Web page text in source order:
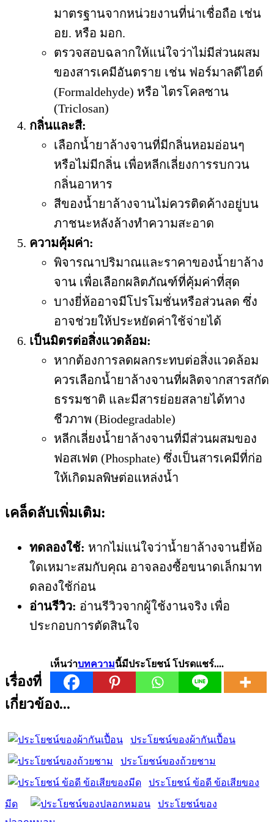
มาตรฐานจากหน่วยงานที่น่าเชื่อถือ เช่น
อย. หรือ มอก.
ตรวจสอบฉลากให้แน่ใจว่าไม่มีส่วนผสม
ของสารเคมีอันตราย เช่น ฟอร์มาลดีไฮด์
(Formaldehyde) หรือ ไตรโคลซาน
(Triclosan)
กลิ่นและสี:
เลือกน้ำยาล้างจานที่มีกลิ่นหอมอ่อนๆ
หรือไม่มีกลิ่น เพื่อหลีกเลี่ยงการรบกวน
กลิ่นอาหาร
สีของน้ำยาล้างจานไม่ควรติดค้างอยู่บน
ภาชนะหลังล้างทำความสะอาด
ความคุ้มค่า:
พิจารณาปริมาณและราคาของน้ำยาล้าง
จาน เพื่อเลือกผลิตภัณฑ์ที่คุ้มค่าที่สุด
บางยี่ห้ออาจมีโปรโมชั่นหรือส่วนลด ซึ่ง
อาจช่วยให้ประหยัดค่าใช้จ่ายได้
เป็นมิตรต่อสิ่งแวดล้อม:
หากต้องการลดผลกระทบต่อสิ่งแวดล้อม
ควรเลือกน้ำยาล้างจานที่ผลิตจากสารสกัด
ธรรมชาติ และมีสารย่อยสลายได้ทาง
ชีวภาพ (Biodegradable)
หลีกเลี่ยงน้ำยาล้างจานที่มีส่วนผสมของ
ฟอสเฟต (Phosphate) ซึ่งเป็นสารเคมีที่ก่อ
ให้เกิดมลพิษต่อแหล่งน้ำ
เคล็ดลับเพิ่มเติม:
ทดลองใช้: หากไม่แน่ใจว่าน้ำยาล้างจานยี่ห้อ
ใดเหมาะสมกับคุณ อาจลองซื้อขนาดเล็กมาท
ดลองใช้ก่อน
อ่านรีวิว: อ่านรีวิวจากผู้ใช้งานจริง เพื่อ
ประกอบการตัดสินใจ
เห็นว่าบทความนี้มีประโยชน์ โปรดแชร์....
เรื่องที่
เกี่ยวข้อง...
ประโยชน์ของผ้ากันเปื้อน
ประโยชน์ของถ้วยชาม
ประโยชน์ ข้อดี ข้อเสียของ
มีด
ประโยชน์ของ